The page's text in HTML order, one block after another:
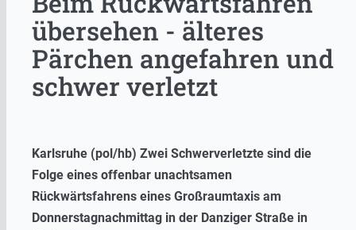
übersehen - älteres
Pärchen angefahren und
schwer verletzt
Karlsruhe (pol/hb) Zwei Schwerverletzte sind die
Folge eines offenbar unachtsamen
Rückwärtsfahrens eines Großraumtaxis am
Donnerstagnachmittag in der Danziger Straße in